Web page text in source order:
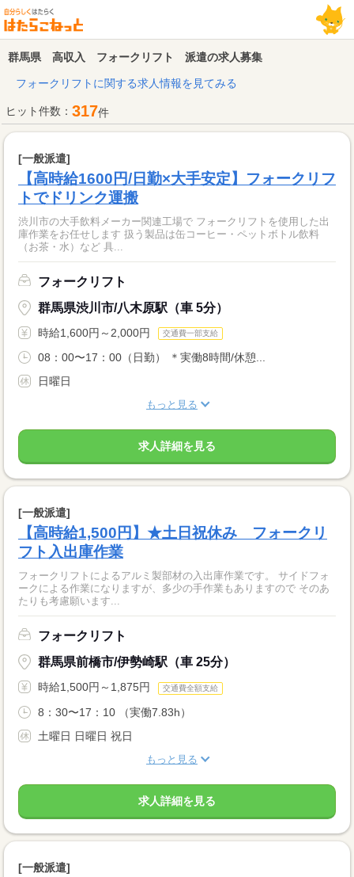
群馬県 高収入 フォークリフト 派遣の求人募集
フォークリフトに関する求人情報を見てみる
ヒット件数： 317件
[一般派遣]
【高時給1600円/日勤×大手安定】フォークリフ
トでドリンク運搬
渋川市の大手飲料メーカー関連工場で フォークリフトを使用した出
庫作業をお任せします 扱う製品は缶コーヒー・ペットボトル飲料
（お茶・水）など 具...
フォークリフト
群馬県渋川市/八木原駅（車 5分）
時給1,600円～2,000円 交通費一部支給
08：00〜17：00（日勤） ＊実働8時間/休憩...
日曜日
もっと見る
求人詳細を見る
[一般派遣]
【高時給1,500円】★土日祝休み フォークリ
フト入出庫作業
フォークリフトによるアルミ製部材の入出庫作業です。 サイドフォ
ークによる作業になりますが、多少の手作業もありますので そのあ
たりも考慮願います...
フォークリフト
群馬県前橋市/伊勢崎駅（車 25分）
時給1,500円～1,875円 交通費全額支給
8：30〜17：10 （実働7.83h）
土曜日 日曜日 祝日
もっと見る
求人詳細を見る
[一般派遣]